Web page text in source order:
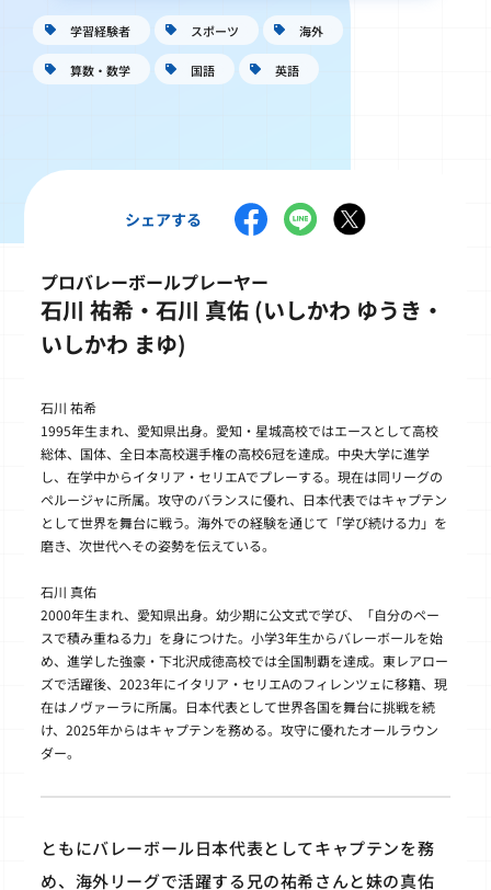
学習経験者 スポーツ 海外
算数・数学 国語 英語
シェアする
プロバレーボールプレーヤー
石川 祐希・石川 真佑 (いしかわ ゆうき・
いしかわ まゆ)
石川 祐希
1995年生まれ、愛知県出身。愛知・星城高校ではエースとして高校
総体、国体、全日本高校選手権の高校6冠を達成。中央大学に進学
し、在学中からイタリア・セリエAでプレーする。現在は同リーグの
ペルージャに所属。攻守のバランスに優れ、日本代表ではキャプテン
として世界を舞台に戦う。海外での経験を通じて「学び続ける力」を
磨き、次世代へその姿勢を伝えている。
石川 真佑
2000年生まれ、愛知県出身。幼少期に公文式で学び、「自分のペー
スで積み重ねる力」を身につけた。小学3年生からバレーボールを始
め、進学した強豪・下北沢成徳高校では全国制覇を達成。東レアロー
ズで活躍後、2023年にイタリア・セリエAのフィレンツェに移籍、現
在はノヴァーラに所属。日本代表として世界各国を舞台に挑戦を続
け、2025年からはキャプテンを務める。攻守に優れたオールラウン
ダー。
ともにバレーボール日本代表としてキャプテンを務
め、海外リーグで活躍する兄の祐希さんと妹の真佑